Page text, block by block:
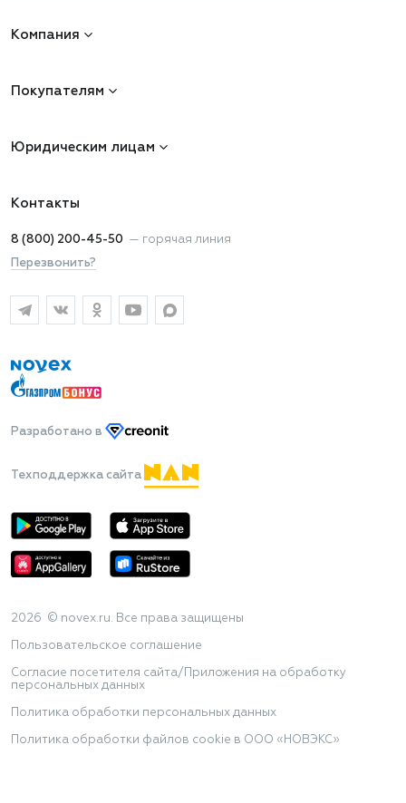
Компания
Покупателям
Юридическим лицам
Контакты
8 (800) 200-45-50 — горячая линия
Перезвонить?
Разработано в
Техподдержка сайта
2026 © novex.ru. Все права защищены
Пользовательское соглашение
Согласие посетителя сайта/Приложения на обработку
персональных данных
Политика обработки персональных данных
Политика обработки файлов cookie в ООО «НОВЭКС»